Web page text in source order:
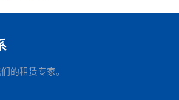
的租赁专家。